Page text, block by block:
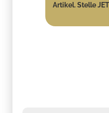
Artikel. Stelle